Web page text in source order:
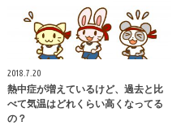
2018.7.20
熱中症が増えているけど、過去と比
べて気温はどれくらい高くなってる
の？